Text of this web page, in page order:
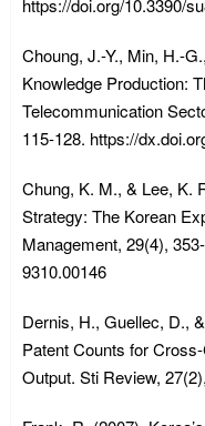
https://doi.org/10.3390/
Choung, J.-Y., Min, H.-
Knowledge Production:
Telecommunication
115-128. https://
Chung, K. M., & Lee, K.
Strategy: The Korean
Management, 29(4),
9310.00146
Dernis, H., Guellec, D.,
Patent Counts for
Output. Sti Review,